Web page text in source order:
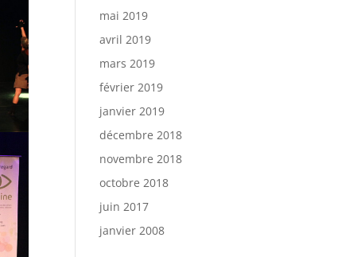
mai 2019
avril 2019
mars 2019
février 2019
janvier 2019
décembre 2018
novembre 2018
octobre 2018
juin 2017
janvier 2008